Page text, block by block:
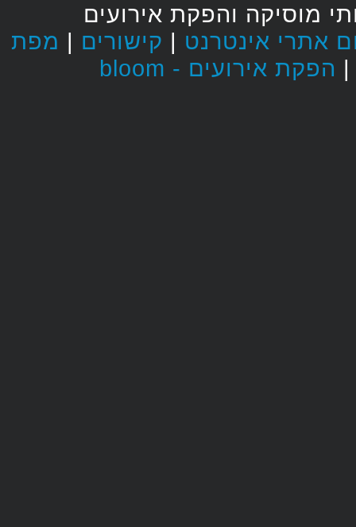
מוסיקה והפקת אירועים
| קישורים| מפת
הפקת אירועים - bloom